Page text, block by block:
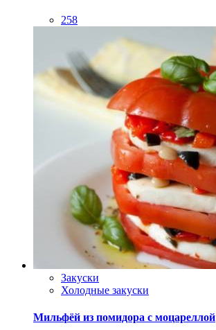
258
Закуски
Холодные закуски
Мильфёй из помидора с моцареллой